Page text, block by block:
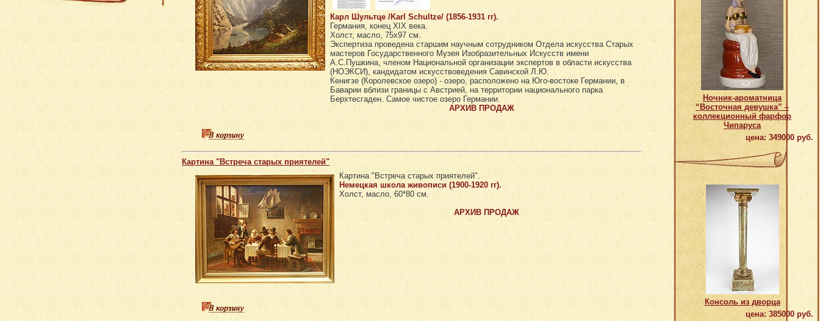
Карл Шультце /Karl Schultze/ (1856-1931 гг).
Германия, конец XIX века.
Холст, масло, 75х97 см.
Экспертиза проведена старшим научным сотрудником Отдела искусства Старых
мастеров Государственного Музея Изобразительных Искусств имени
А.С.Пушкина, членом Национальной организации экспертов в области искусства
(НОЭКСИ), кандидатом искусствоведения Савинской Л.Ю.
Кенигзе (Королевское озеро) - озеро, расположено на Юго-востоке Германии, в
Баварии вблизи границы с Австрией, на территории национального парка
Берхтесгаден. Самое чистое озеро Германии.
АРХИВ ПРОДАЖ
Картина "Встреча старых приятелей"
Картина "Встреча старых приятелей".
Немецкая школа живописи (1900-1920 гг).
Холст, масло, 60*80 см.
АРХИВ ПРОДАЖ
Ночник-ароматница
“Восточная девушка” –
коллекционный фарфор
Чипаруса
цена: 349000 руб.
Консоль из дворца
цена: 385000 руб.